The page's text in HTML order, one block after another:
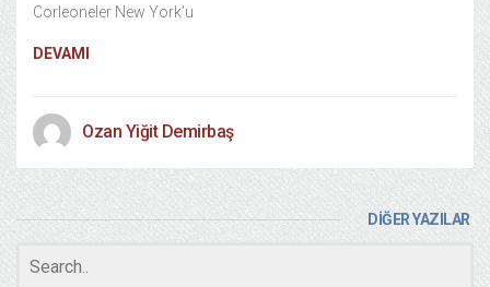
Corleoneler New York’u
DEVAMI
Ozan Yiğit Demirbaş
DİĞER YAZILAR